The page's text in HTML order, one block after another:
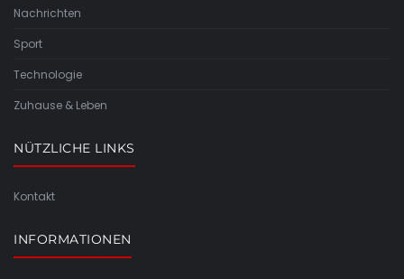
Nachrichten
Sport
Technologie
Zuhause & Leben
NÜTZLICHE LINKS
Kontakt
INFORMATIONEN